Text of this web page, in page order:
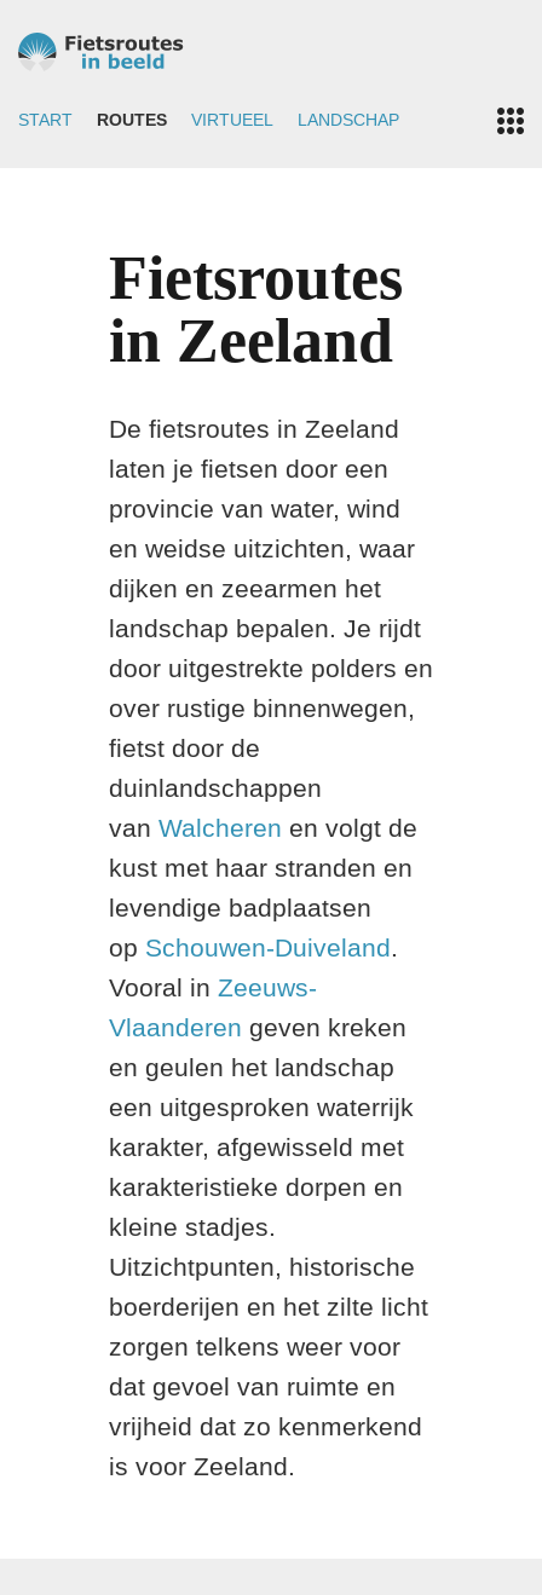
START ROUTES VIRTUEEL LANDSCHAP
Fietsroutes
in Zeeland
De fietsroutes in Zeeland
laten je fietsen door een
provincie van water, wind
en weidse uitzichten, waar
dijken en zeearmen het
landschap bepalen. Je rijdt
door uitgestrekte polders en
over rustige binnenwegen,
fietst door de
duinlandschappen
van Walcheren en volgt de
kust met haar stranden en
levendige badplaatsen
op Schouwen-Duiveland.
Vooral in Zeeuws-
Vlaanderen geven kreken
en geulen het landschap
een uitgesproken waterrijk
karakter, afgewisseld met
karakteristieke dorpen en
kleine stadjes.
Uitzichtpunten, historische
boerderijen en het zilte licht
zorgen telkens weer voor
dat gevoel van ruimte en
vrijheid dat zo kenmerkend
is voor Zeeland.